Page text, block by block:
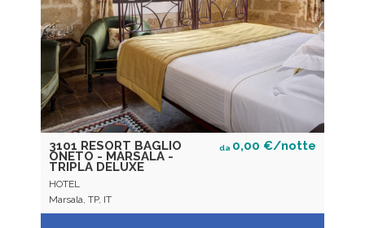
3101 RESORT BAGLIO
ONETO - MARSALA -
TRIPLA DELUXE
da 0,00 €/notte
HOTEL
Marsala, TP, IT